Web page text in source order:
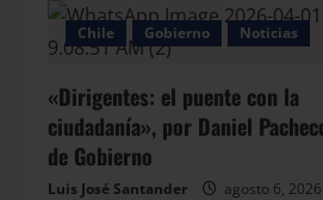
Chile Gobierno Noticias
«Dirigentes: el puente con la
ciudadanía», por Daniel
de Gobierno
Luis José Santander agosto 6, 2026